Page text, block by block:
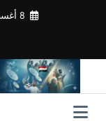
8 أغسطس، 2026